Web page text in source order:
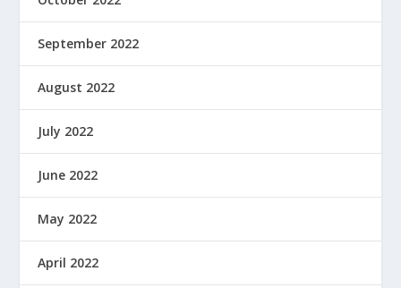
September 2022
August 2022
July 2022
June 2022
May 2022
April 2022